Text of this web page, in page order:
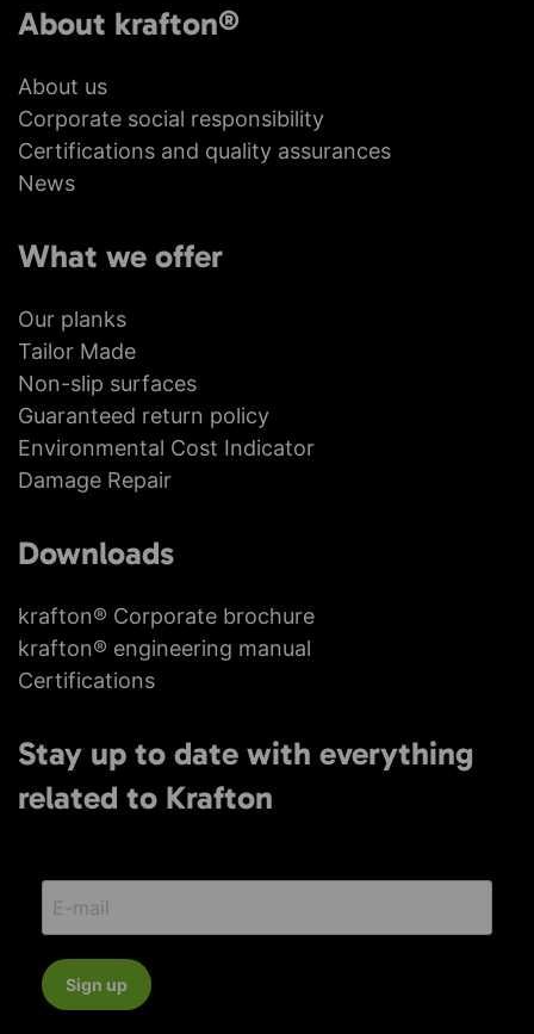
About krafton®
About us
Corporate social responsibility
Certifications and quality assurances
News
What we offer
Our planks
Tailor Made
Non-slip surfaces
Guaranteed return policy
Environmental Cost Indicator
Damage Repair
Downloads
krafton® Corporate brochure
krafton® engineering manual
Certifications
Stay up to date with everything
related to Krafton
Sign up